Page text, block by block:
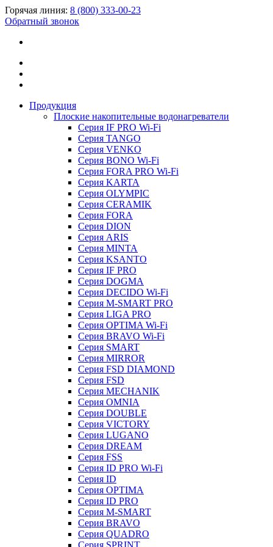
Горячая линия: 8 (800) 333-00-23
Обратный звонок
Продукция
Плоские накопительные водонагреватели
Серия IF PRO Wi-Fi
Серия TANGO
Серия VENKO
Серия BONO Wi-Fi
Серия FORA PRO Wi-Fi
Серия KARTA
Серия OLYMPIC
Серия CERAMIK
Серия FORA
Серия DION
Серия ARIS
Серия MINTA
Серия KSANTO
Серия IF PRO
Серия DOGMA
Серия DECIDO Wi-Fi
Серия M-SMART PRO
Серия LIGA PRO
Серия OPTIMA Wi-Fi
Серия BRAVO Wi-Fi
Серия SMART
Серия MIRROR
Серия FSD DIAMOND
Серия FSD
Серия MECHANIK
Серия OMNIA
Серия DOUBLE
Серия VICTORY
Серия LUGANO
Серия DREAM
Серия FSS
Серия ID PRO Wi-Fi
Серия ID
Серия OPTIMA
Серия ID PRO
Серия M-SMART
Серия BRAVO
Серия QUADRO
Серия SPRINT